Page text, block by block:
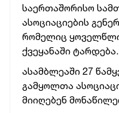
საერთაშორისო
ასოციაციების
რომელიც
ქვეყანაში ტარდება.
ასამბლეაში 27
გამყოლთა
მიიღებენ